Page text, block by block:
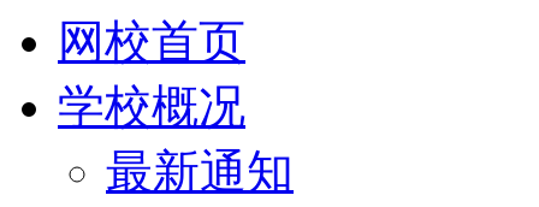
网校首页
学校概况
最新通知